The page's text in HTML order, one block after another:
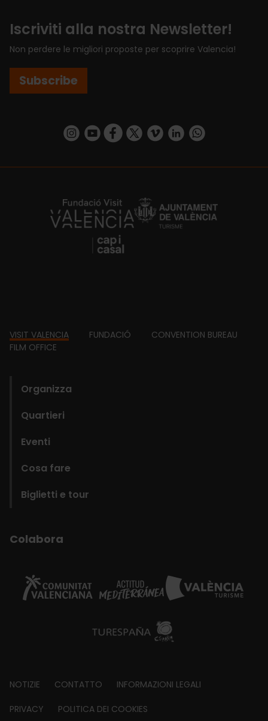
Iscriviti alla nostra Newsletter!
Non perdere le migliori proposte per scoprire Valencia!
Subscribe
https://www.instagram.com/visit_valencia/
https://www.youtube.com/user/
https://www.facebook.com/
https://twitter.com/VisitaValencia
https://vimeo.com/
https://www.linkedin.com/company/turismo-valencia/https://api.whatsapp.com/send/
https://fundacion.visitvalencia.com/
Footer
VISIT VALENCIA FUNDACIÓ
CONVENTION BUREAU
FILM OFFICE
Organizza
Quartieri
Eventi
Cosa fare
Biglietti e tour
Colabora
Footer
about
NOTIZIE CONTATTO INFORMAZIONI LEGALI
PRIVACY POLITICA DEI COOKIES